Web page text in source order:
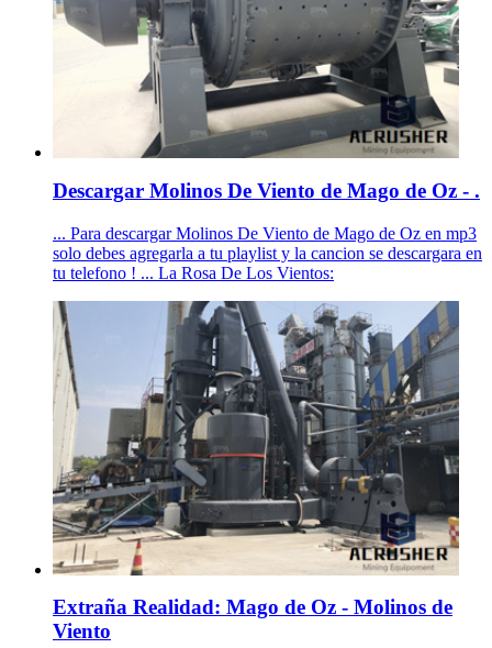
Descargar Molinos De Viento de Mago de Oz - .
... Para descargar Molinos De Viento de Mago de Oz en mp3
solo debes agregarla a tu playlist y la cancion se descargara en
tu telefono ! ... La Rosa De Los Vientos:
Extraña Realidad: Mago de Oz - Molinos de
Viento